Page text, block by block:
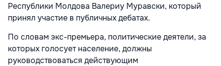
Республики Молдова Валериу Муравски, который
принял участие в публичных дебатах.
По словам экс-премьера, политические деятели, за
которых голосует население, должны
руководствоваться действующим